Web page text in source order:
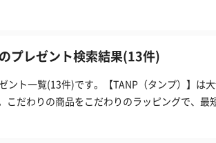
プレゼント検索結果(13件)
ント一覧(13件)です。【TANP（タンプ）】は
こだわりの商品をこだわりのラッピングで、最